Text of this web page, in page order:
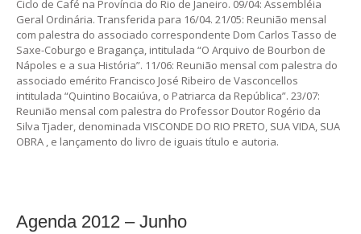
Ciclo de Café na Província do Rio de Janeiro. 09/04: Assembléia
Geral Ordinária. Transferida para 16/04. 21/05: Reunião mensal
com palestra do associado correspondente Dom Carlos Tasso de
Saxe-Coburgo e Bragança, intitulada “O Arquivo de Bourbon de
Nápoles e a sua História”. 11/06: Reunião mensal com palestra do
associado emérito Francisco José Ribeiro de Vasconcellos
intitulada “Quintino Bocaiúva, o Patriarca da República”. 23/07:
Reunião mensal com palestra do Professor Doutor Rogério da
Silva Tjader, denominada VISCONDE DO RIO PRETO, SUA VIDA, SUA
OBRA , e lançamento do livro de iguais título e autoria.
Agenda 2012 – Junho